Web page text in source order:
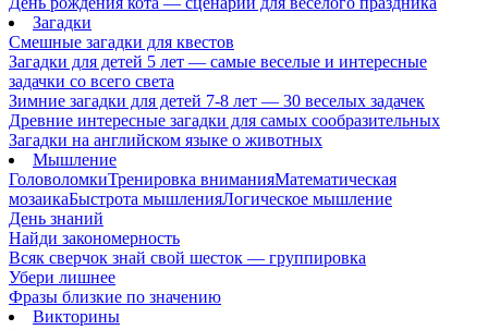
Загадки
Смешные загадки для квестов
Загадки для детей 5 лет — самые веселые и интересные
задачки со всего света
Зимние загадки для детей 7-8 лет — 30 веселых задачек
Древние интересные загадки для самых сообразительных
Загадки на английском языке о животных
Мышление
ГоловоломкиТренировка вниманияМатематическая
мозаикаБыстрота мышленияЛогическое мышление
День знаний
Найди закономерность
Всяк сверчок знай свой шесток — группировка
Убери лишнее
Фразы близкие по значению
Викторины